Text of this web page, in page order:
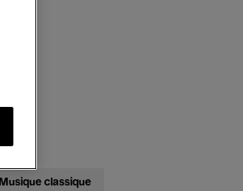
Musique classique